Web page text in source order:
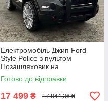
Електромобіль Джип Ford
Style Police з пультом
Позашляховик на
акумуляторі Машина дитячий
транспорт з MP3 USB
Готово до відправки
17 499 ₴ 17 844,36 ₴